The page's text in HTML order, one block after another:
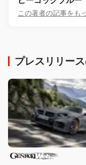
この著者の記事をも
プレスリリー